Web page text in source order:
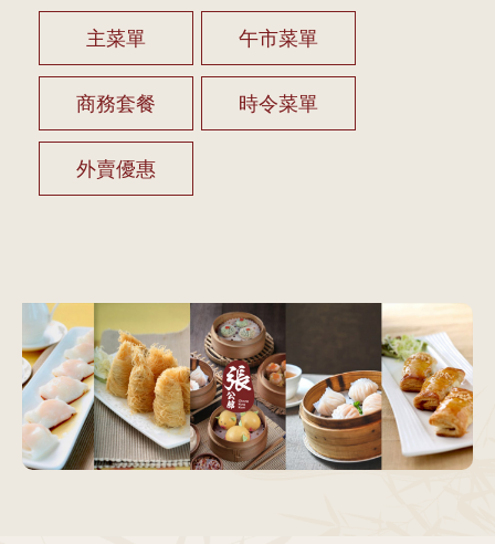
主菜單 午市菜單
商務套餐 時令菜單
外賣優惠